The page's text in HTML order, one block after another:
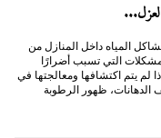
المياه داخل المنازل من
التي تسبب أضرارًا
لم يتم اكتشافها ومعالجتها في
الدهانات، ظهور الرطوبة